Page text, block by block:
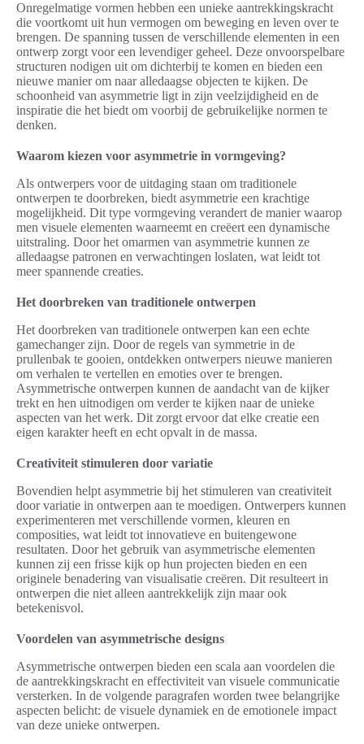
Onregelmatige vormen hebben een unieke aantrekkingskracht
die voortkomt uit hun vermogen om beweging en leven over te
brengen. De spanning tussen de verschillende elementen in een
ontwerp zorgt voor een levendiger geheel. Deze onvoorspelbare
structuren nodigen uit om dichterbij te komen en bieden een
nieuwe manier om naar alledaagse objecten te kijken. De
schoonheid van asymmetrie ligt in zijn veelzijdigheid en de
inspiratie die het biedt om voorbij de gebruikelijke normen te
denken.
Waarom kiezen voor asymmetrie in vormgeving?
Als ontwerpers voor de uitdaging staan om traditionele
ontwerpen te doorbreken, biedt asymmetrie een krachtige
mogelijkheid. Dit type vormgeving verandert de manier waarop
men visuele elementen waarneemt en creëert een dynamische
uitstraling. Door het omarmen van asymmetrie kunnen ze
alledaagse patronen en verwachtingen loslaten, wat leidt tot
meer spannende creaties.
Het doorbreken van traditionele ontwerpen
Het doorbreken van traditionele ontwerpen kan een echte
gamechanger zijn. Door de regels van symmetrie in de
prullenbak te gooien, ontdekken ontwerpers nieuwe manieren
om verhalen te vertellen en emoties over te brengen.
Asymmetrische ontwerpen kunnen de aandacht van de kijker
trekt en hen uitnodigen om verder te kijken naar de unieke
aspecten van het werk. Dit zorgt ervoor dat elke creatie een
eigen karakter heeft en echt opvalt in de massa.
Creativiteit stimuleren door variatie
Bovendien helpt asymmetrie bij het stimuleren van creativiteit
door variatie in ontwerpen aan te moedigen. Ontwerpers kunnen
experimenteren met verschillende vormen, kleuren en
composities, wat leidt tot innovatieve en buitengewone
resultaten. Door het gebruik van asymmetrische elementen
kunnen zij een frisse kijk op hun projecten bieden en een
originele benadering van visualisatie creëren. Dit resulteert in
ontwerpen die niet alleen aantrekkelijk zijn maar ook
betekenisvol.
Voordelen van asymmetrische designs
Asymmetrische ontwerpen bieden een scala aan voordelen die
de aantrekkingskracht en effectiviteit van visuele communicatie
versterken. In de volgende paragrafen worden twee belangrijke
aspecten belicht: de visuele dynamiek en de emotionele impact
van deze unieke ontwerpen.